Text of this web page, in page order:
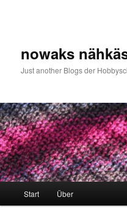
nowaks
Just another Blogs der
Start Über